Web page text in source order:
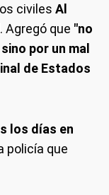
civiles Al
Agregó que "no
por un mal
de Estados
los días en
policía que